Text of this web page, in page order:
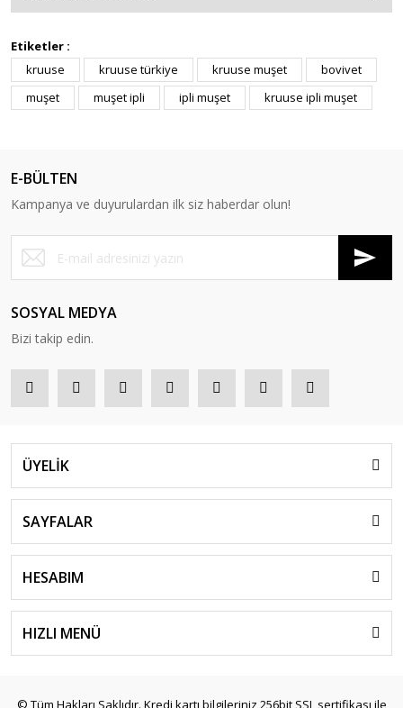
Etiketler :
kruuse
kruuse türkiye kruuse muşet
bovivet
muşet
muşet ipli ipli muşet kruuse ipli muşet
E-BÜLTEN
Kampanya ve duyurulardan ilk siz haberdar olun!
SOSYAL MEDYA
Bizi takip edin.
ÜYELİK
SAYFALAR
HESABIM
HIZLI MENÜ
© Tüm Hakları Saklıdır. Kredi kartı bilgileriniz 256bit SSL sertifikası ile